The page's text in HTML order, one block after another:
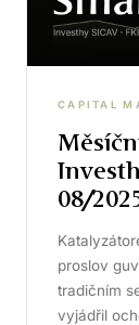
CAPITAL
08/
proslov
tradičním
vyjádřil